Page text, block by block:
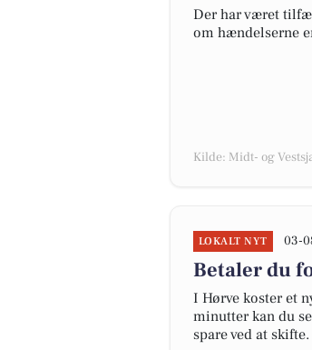
Der har været
om hændelserne
Kilde: Midt- og
LOKALT NYT 03-
Betaler du
I Hørve koster et
minutter kan du
spare ved at skifte.